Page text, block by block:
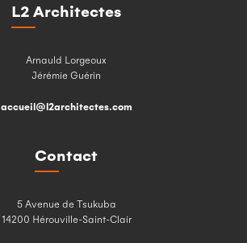
L2 Architectes
Arnauld Lorgeoux
Jérémie Guérin
accueil@l2architectes.com
Contact
5 Avenue de Tsukuba
14200 Hérouville-Saint-Clair